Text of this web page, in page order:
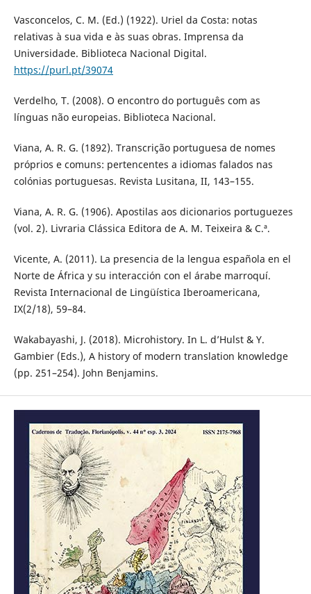
Vasconcelos, C. M. (Ed.) (1922). Uriel da Costa: notas
relativas à sua vida e às suas obras. Imprensa da
Universidade. Biblioteca Nacional Digital.
https://purl.pt/39074
Verdelho, T. (2008). O encontro do português com as
línguas não europeias. Biblioteca Nacional.
Viana, A. R. G. (1892). Transcrição portuguesa de nomes
próprios e comuns: pertencentes a idiomas falados nas
colónias portuguesas. Revista Lusitana, II, 143–155.
Viana, A. R. G. (1906). Apostilas aos dicionarios portuguezes
(vol. 2). Livraria Clássica Editora de A. M. Teixeira & C.ª.
Vicente, A. (2011). La presencia de la lengua española en el
Norte de África y su interacción con el árabe marroquí.
Revista Internacional de Lingüística Iberoamericana,
IX(2/18), 59–84.
Wakabayashi, J. (2018). Microhistory. In L. d’Hulst & Y.
Gambier (Eds.), A history of modern translation knowledge
(pp. 251–254). John Benjamins.